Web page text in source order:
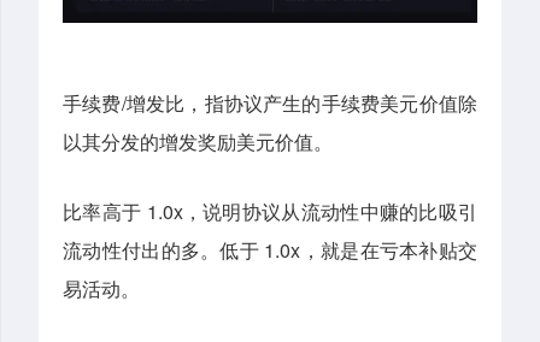
手续费/增发比，指协议产生的手续费美元价值除
以其分发的增发奖励美元价值。
比率高于 1.0x，说明协议从流动性中赚的比吸引
流动性付出的多。低于 1.0x，就是在亏本补贴交
易活动。